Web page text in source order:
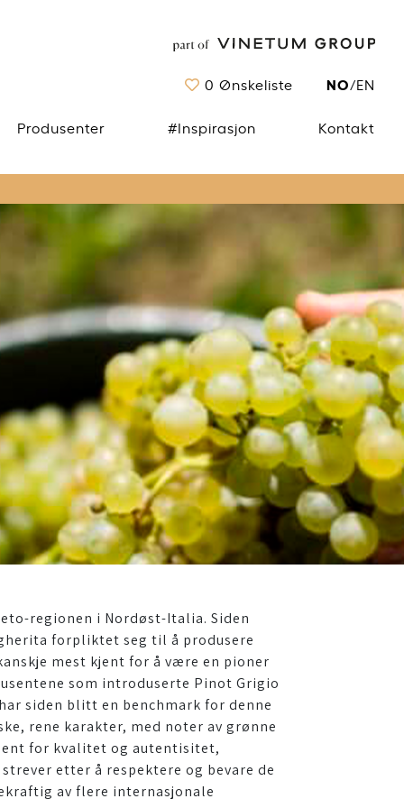
0 Ønskeliste NO/EN
Produsenter #Inspirasjon Kontakt
regionen i Nordøst-Italia. Siden
forpliktet seg til å produsere
mest kjent for å være en pioner
som introduserte Pinot Grigio
siden blitt en benchmark for denne
rene karakter, med noter av grønne
for kvalitet og autentisitet,
etter å respektere og bevare de
av flere internasjonale